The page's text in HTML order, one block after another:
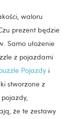
waloru
prezent będzie
Samo ułożenie
z pojazdami
Pojazdy i
stworzone z
że te zestawy